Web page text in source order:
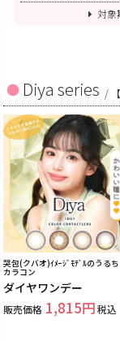
対象
Diya series /
哭包(クバオ)ｲﾒｰｼﾞﾓﾃﾞﾙのうる
カラコン
ダイヤワンデー
販売価格 1,815 税込